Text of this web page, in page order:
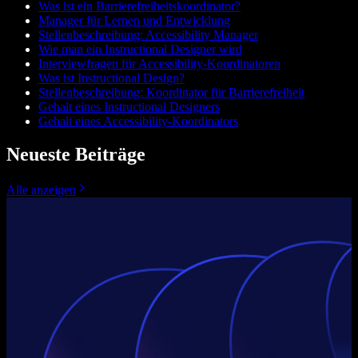
Was ist ein Barrierefreiheitskoordinator?
Manager für Lernen und Entwicklung
Stellenbeschreibung: Accessibility Manager
Wie man ein Instructional Designer wird
Interviewfragen für Accessibility-Koordinatoren
Was ist Instructional Design?
Stellenbeschreibung: Koordinator für Barrierefreiheit
Gehalt eines Instructional Designers
Gehalt eines Accessibility-Koordinators
Neueste Beiträge
Alle anzeigen